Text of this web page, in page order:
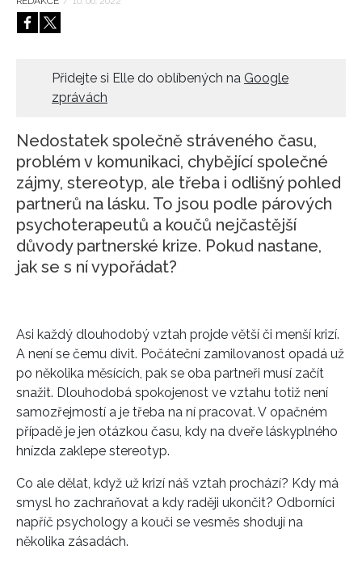
HOME
Přidejte si Elle do oblíbených na Google
zprávách
Nedostatek společně stráveného času,
problém v komunikaci, chybějící společné
zájmy, stereotyp, ale třeba i odlišný pohled
partnerů na lásku. To jsou podle párových
psychoterapeutů a koučů nejčastější
důvody partnerské krize. Pokud nastane,
jak se s ní vypořádat?
Asi každý dlouhodobý vztah projde větší či menší krizí.
A není se čemu divit. Počáteční zamilovanost opadá už
po několika měsících, pak se oba partneři musí začít
snažit. Dlouhodobá spokojenost ve vztahu totiž není
samozřejmostí a je třeba na ní pracovat. V opačném
případě je jen otázkou času, kdy na dveře láskyplného
hnízda zaklepe stereotyp.
Co ale dělat, když už krizí náš vztah prochází? Kdy má
smysl ho zachraňovat a kdy raději ukončit? Odborníci
napříč psychology a kouči se vesměs shodují na
několika zásadách.